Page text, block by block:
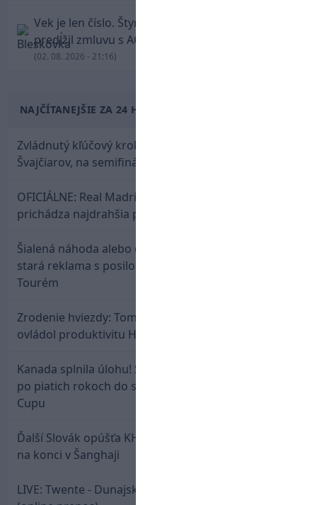
Vek je len číslo. Štyridsaťročný Luka Modrič
predĺžil zmluvu s AC Miláno
(02. 08. 2026 - 21:16)
NAJČÍTANEJŠIE ZA 24 HODÍN
Zvládnutý kľúčový krok! Osemnástka zdolala
Švajčiarov, na semifinále potrebuje pomoc favorita
OFICIÁLNE: Real Madrid rozbil bank. Z Lipska
prichádza najdrahšia posila v klubovej histórii
Šialená náhoda alebo osud? Našla sa 11 rokov
stará reklama s posilou Slovana a trénerom
Tourém
Zrodenie hviezdy: Tomáš Selič zničil Švajčiarov a
ovládol produktivitu Hlinka Gretzky Cupu
Kanada splnila úlohu! Slovenská osemnástka mieri
po piatich rokoch do semifinále Hlinka Gretzky
Cupu
Ďalší Slovák opúšťa KHL. Patrik Rybár sa dohodol
na konci v Šanghaji
LIVE: Twente - Dunajská Streda / Konferenčná liga